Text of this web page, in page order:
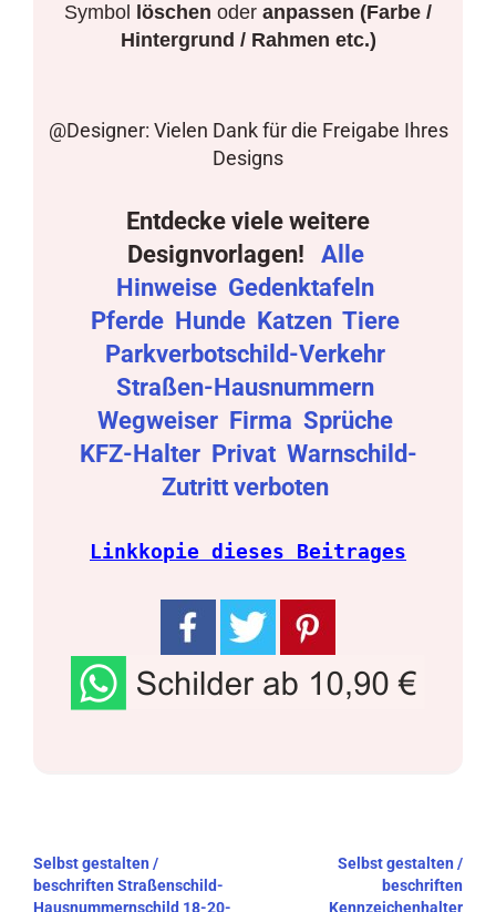
Symbol
löschen oder anpassen (Farbe /
Hintergrund / Rahmen etc.)
@Designer: Vielen Dank für die Freigabe Ihres
Designs
Entdecke viele weitere
Designvorlagen!
Alle
Hinweise Gedenktafeln
Pferde Hunde Katzen Tiere
Parkverbotschild-Verkehr
Straßen-Hausnummern
Wegweiser Firma Sprüche
KFZ-Halter Privat Warnschild-
Zutritt verboten
Linkkopie dieses Beitrages
Beitragsnavigation
Selbst gestalten /
beschriften Straßenschild-
Hausnummernschild 18-20-
Selbst gestalten /
beschriften
Kennzeichenhalter